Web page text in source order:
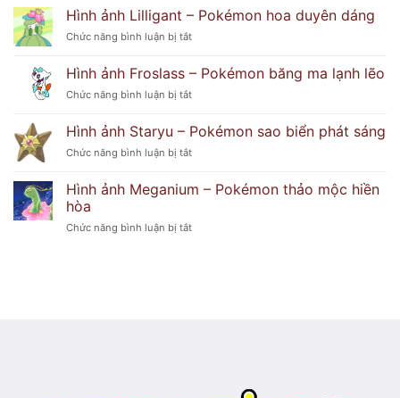
cẩu
nghịch
ảnh
Delphox
–
phù
lửa
bí
Hình ảnh Lilligant – Pokémon hoa duyên dáng
Chức năng bình luận bị tắtở
ảnh
Lilligant
–
hoa
dáng
Hình ảnh Froslass – Pokémon băng ma lạnh lẽo
Chức năng bình luận bị tắtở
ảnh
Froslass
–
băng
lẽo
Hình ảnh Staryu – Pokémon sao biển phát sáng
Chức năng bình luận bị tắtở
Staryu
Pokémon
Hình ảnh Meganium – Pokémon thảo mộc hiền
hòa
Chức năng bình luận bị tắtở